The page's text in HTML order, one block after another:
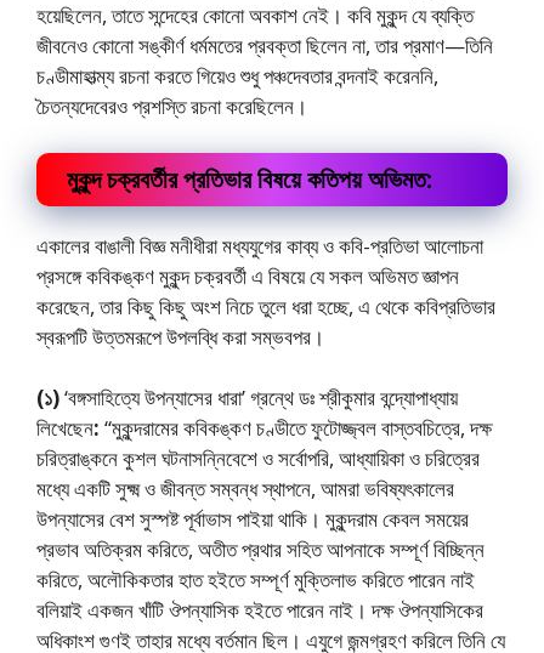
হয়েছিলেন, তাতে সন্দেহের কোনো অবকাশ নেই। কবি মুকুন্দ যে ব্যক্তি
জীবনেও কোনো সঙ্কীর্ণ ধর্মমতের প্রবক্তা ছিলেন না, তার প্রমাণ—তিনি
চণ্ডীমাহাত্ম্য রচনা করতে গিয়েও শুধু পঞ্চদেবতার বন্দনাই করেননি,
চৈতন্যদেবেরও প্রশস্তি রচনা করেছিলেন।
মুকুন্দ চক্রবর্তীর প্রতিভার বিষয়ে কতিপয় অভিমত:
একালের বাঙালী বিজ্ঞ মনীধীরা মধ্যযুগের কাব্য ও কবি-প্রতিভা আলোচনা
প্রসঙ্গে কবিকঙ্কণ মুকুন্দ চক্রবর্তী এ বিষয়ে যে সকল অভিমত জ্ঞাপন
করেছেন, তার কিছু কিছু অংশ নিচে তুলে ধরা হচ্ছে, এ থেকে কবিপ্রতিভার
স্বরূপটি উত্তমরূপে উপলব্ধি করা সম্ভবপর।
(১)‘বঙ্গসাহিত্যে উপন্যাসের ধারা’ গ্রন্থে ডঃ শ্রীকুমার বন্দ্যোপাধ্যায়
লিখেছেন: “মুকুন্দরামের কবিকঙ্কণ চণ্ডীতে ফুটোজ্জ্বল বাস্তবচিত্রে, দক্ষ
চরিত্রাঙ্কনে কুশল ঘটনাসন্নিবেশে ও সর্বোপরি, আধ্যায়িকা ও চরিত্রের
মধ্যে একটি সুক্ষ্ম ও জীবন্ত সম্বন্ধ স্থাপনে, আমরা ভবিষ্যৎকালের
উপন্যাসের বেশ সুস্পষ্ট পূর্বাভাস পাইয়া থাকি। মুকুন্দরাম কেবল সময়ের
প্রভাব অতিক্রম করিতে, অতীত প্রথার সহিত আপনাকে সম্পূর্ণ বিচ্ছিন্ন
করিতে, অলৌকিকতার হাত হইতে সম্পূর্ণ মুক্তিলাভ করিতে পারেন নাই
বলিয়াই একজন খাঁটি ঔপন্যাসিক হইতে পারেন নাই। দক্ষ ঔপন্যাসিকের
অধিকাংশ গুণই তাহার মধ্যে বর্তমান ছিল। এযুগে জন্মগ্রহণ করিলে তিনি যে